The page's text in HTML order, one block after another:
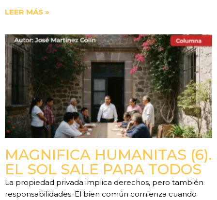
LEER MÁS »
MAGNIFICA HUMANITAS (6).
EL SOL SALE PARA TODOS
La propiedad privada implica derechos, pero también
responsabilidades. El bien común comienza cuando